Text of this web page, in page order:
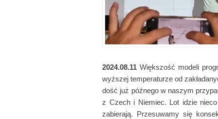
2024.08.11 Większość modeli
wyższej temperaturze od
dość już późnego w naszym
z Czech i Niemiec. Lot idzie
zabierają. Przesuwamy się